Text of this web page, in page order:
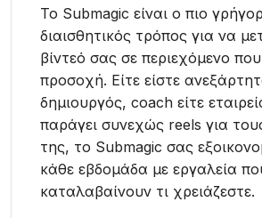
Το Submagic είναι ο πιο
διαισθητικός τρόπος για να
βίντεό σας σε περιεχόμενο
προσοχή. Είτε είστε
δημιουργός, coach είτε
παράγει συνεχώς reels για
της, το Submagic σας
κάθε εβδομάδα με εργαλεία
καταλαβαίνουν τι χρειάζεστε.